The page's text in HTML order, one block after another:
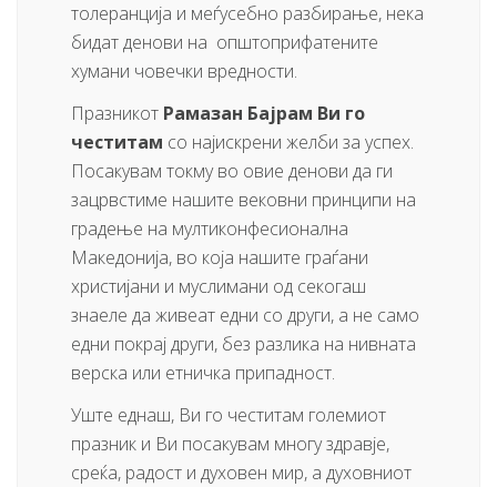
толеранција и меѓусебно разбирање, нека
бидат денови на општоприфатените
хумани човечки вредности.
Празникот Рамазан Бајрам Ви го
честитам со најискрени желби за успех.
Посакувам токму во овие денови да ги
зацрвстиме нашите вековни принципи на
градење на мултиконфесионална
Македонија, во која нашите граѓани
христијани и муслимани од секогаш
знаеле да живеат едни со други, а не само
едни покрај други, без разлика на нивната
верска или етничка припадност.
Уште еднаш, Ви го честитам големиот
празник и Ви посакувам многу здравје,
среќа, радост и духовен мир, а духовниот